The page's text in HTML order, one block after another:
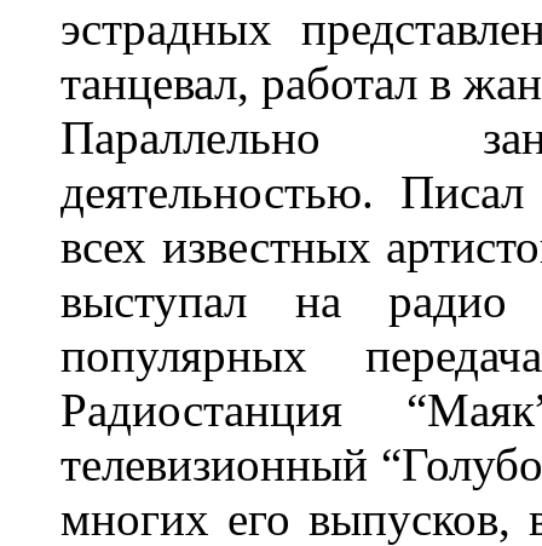
эстрадных
танцевал, работал в
Параллельно
деятельностью.
всех известных
выступал на
популярных
Радиостанция
телевизионный
многих его выпусков,